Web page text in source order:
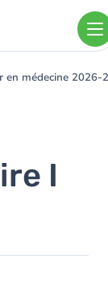
en médecine 2026-
I